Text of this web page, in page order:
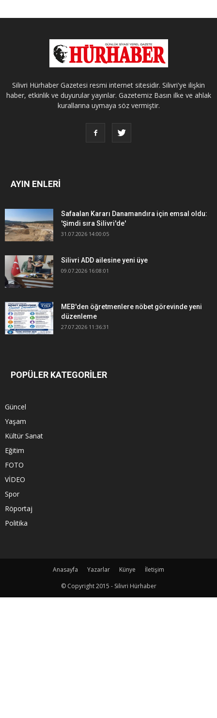
Silivri Hürhaber Gazetesi resmi internet sitesidir. Silivri'ye ilişkin
haber, etkinlik ve duyurular yayınlar. Gazetemiz Basın ilke ve ahlak
kurallarına uymaya söz vermiştir.
AYIN ENLERİ
Safaalan Kararı Danamandıra için emsal oldu:
'Şimdi sıra Silivri'de'
31.07.2026 14:00:05
Silivri ADD ailesine yeni üye
09.07.2026 16:08:01
MEB'den öğretmenlere nöbet görevinde yeni
düzenleme
27.07.2026 11:36:31
POPÜLER KATEGORİLER
Güncel
Yaşam
Kültür Sanat
Eğitim
FOTO
VİDEO
Spor
Röportaj
Politika
Anasayfa Yazarlar Künye
İletişim
© Copyright 2015 - Silivri Hürhaber